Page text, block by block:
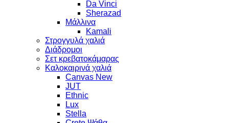
Da Vinci
Sherazad
Μάλλινα
Kamali
Στρογγυλά χαλιά
Διάδρομοι
Σετ κρεβατοκάμαρας
Καλοκαιρινά χαλιά
Canvas New
JUT
Ethnic
Lux
Stella